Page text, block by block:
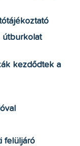
útburkolat
kezdődtek a
felüljáró